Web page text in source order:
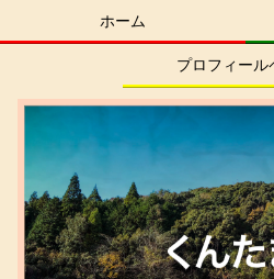
ホーム
プロフィール